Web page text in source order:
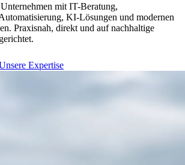
mit IT-Beratung,
KI-Lösungen und modernen
Praxisnah, direkt und auf nachhaltige
Expertise